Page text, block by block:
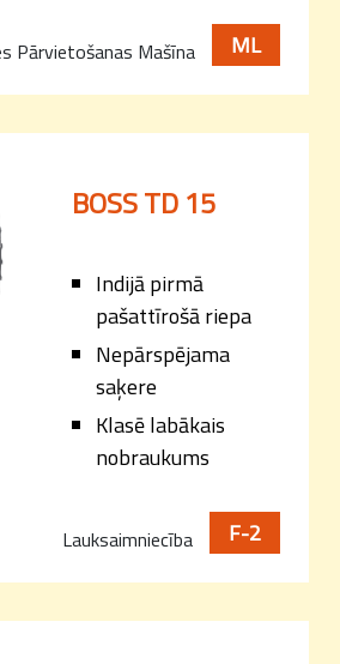
Pārvietošanas Mašīna ML
BOSS TD 15
Indijā pirmā
pašattīrošā riepa
Nepārspējama
saķere
Klasē labākais
nobraukums
Lauksaimniecība F-2